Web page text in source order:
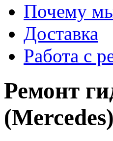
Почему
Доставка
Работа с
Ремонт